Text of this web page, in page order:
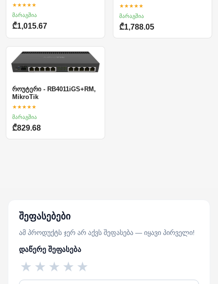
★★★★★
მარაგშია
₾1,015.67
★★★★★
მარაგშია
₾1,788.05
როუტერი - RB4011iGS+RM,
MikroTik
★★★★★
მარაგშია
₾829.68
შეფასებები
ამ პროდუქტს ჯერ არ აქვს შეფასება — იყავი პირველი!
დაწერე შეფასება
★
★
★
★
★